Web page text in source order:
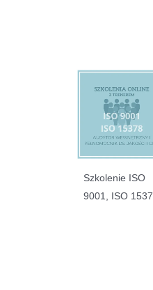
Szkolenie ISO
9001, ISO